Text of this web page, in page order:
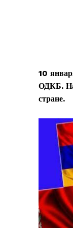
10
ОДКБ. На
стране.